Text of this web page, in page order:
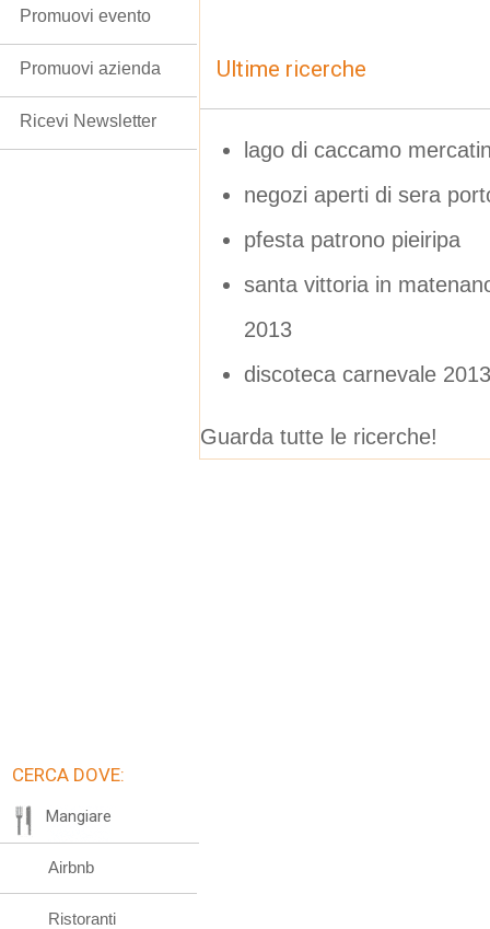
Ultime ricerche
lago di caccamo
negozi aperti di sera
pfesta patrono pieiripa
santa vittoria in
2013
discoteca carnevale 2013
Guarda tutte le ricerche!
Promuovi evento
Promuovi azienda
Ricevi Newsletter
CERCA DOVE:
Mangiare
Airbnb
Ristoranti